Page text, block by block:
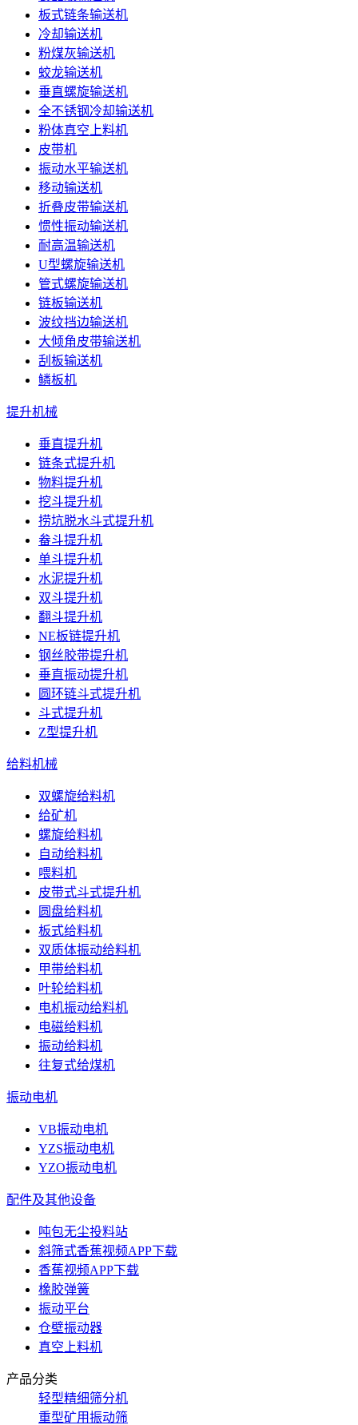
板式链条输送机
冷却输送机
粉煤灰输送机
蛟龙输送机
垂直螺旋输送机
全不锈钢冷却输送机
粉体真空上料机
皮带机
振动水平输送机
移动输送机
折叠皮带输送机
惯性振动输送机
耐高温输送机
U型螺旋输送机
管式螺旋输送机
链板输送机
波纹挡边输送机
大倾角皮带输送机
刮板输送机
鳞板机
提升机械
垂直提升机
链条式提升机
物料提升机
挖斗提升机
捞坑脱水斗式提升机
畚斗提升机
单斗提升机
水泥提升机
双斗提升机
翻斗提升机
NE板链提升机
钢丝胶带提升机
垂直振动提升机
圆环链斗式提升机
斗式提升机
Z型提升机
给料机械
双螺旋给料机
给矿机
螺旋给料机
自动给料机
喂料机
皮带式斗式提升机
圆盘给料机
板式给料机
双质体振动给料机
甲带给料机
叶轮给料机
电机振动给料机
电磁给料机
振动给料机
往复式给煤机
振动电机
VB振动电机
YZS振动电机
YZO振动电机
配件及其他设备
吨包无尘投料站
斜筛式香蕉视频APP下载
香蕉视频APP下载
橡胶弹簧
振动平台
仓壁振动器
真空上料机
产品分类
轻型精细筛分机
重型矿用振动筛